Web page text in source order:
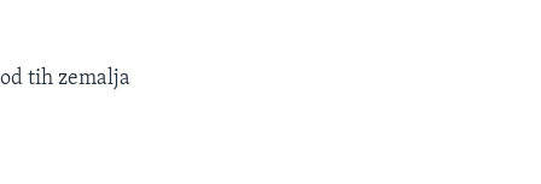
tih zemalja